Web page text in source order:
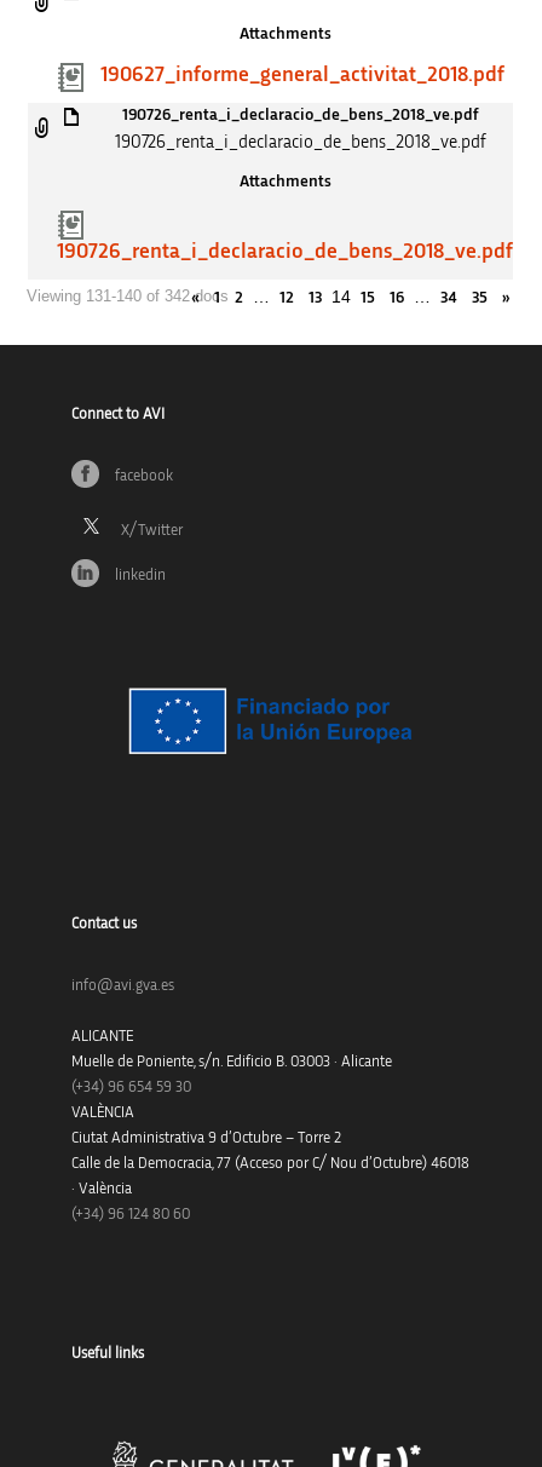
Attachments
190627_informe_general_activitat_2018.pdf
190726_renta_i_declaracio_de_bens_2018_ve.pdf
190726_renta_i_declaracio_de_bens_2018_ve.pdf
Attachments
190726_renta_i_declaracio_de_bens_2018_ve.pdf
Viewing 131-140 of 342 docs
« 1 2 … 12 13 14 15 16 … 34 35 »
Connect to AVI
facebook
linkedin
Contact us
info@avi.gva.es
ALICANTE
Muelle de Poniente, s/n. Edificio B. 03003 · Alicante
(+34) 96 654 59 30
VALÈNCIA
Ciutat Administrativa 9 d’Octubre – Torre 2
Calle de la Democracia, 77 (Acceso por C/ Nou d’Octubre) 46018
· València
(+34) 96 124 80 60
Useful links